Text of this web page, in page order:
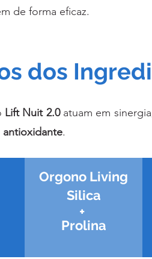
de forma eficaz.
dos
Lift Nuit 2.0atuam em
.
Orgono Living
Silica
+
Prolina